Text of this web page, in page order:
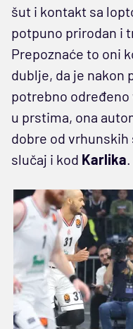
šut i kontakt sa
potpuno prirodan i
Prepoznaće to oni
dublje, da je
potrebno
u prstima, ona
dobre od
slučaj i kod Karlika.